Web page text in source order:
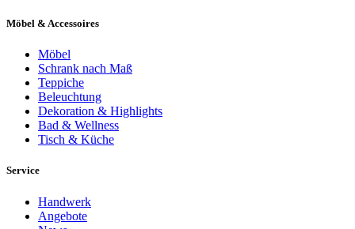
Möbel & Accessoires
Möbel
Schrank nach Maß
Teppiche
Beleuchtung
Dekoration & Highlights
Bad & Wellness
Tisch & Küche
Service
Handwerk
Angebote